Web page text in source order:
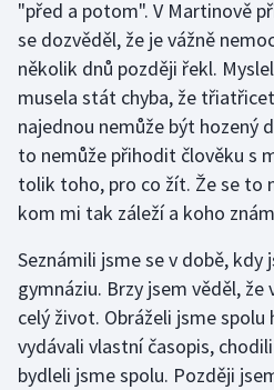
Golf
Gymnastika
Házená
Jezdectví
Judo
Krasobruslení
Lezení
"před a potom". V Martinově
se dozvěděl, že je vážně
několik dnů později řekl.
musela stát chyba, že
najednou nemůže být hozený
to nemůže přihodit člověku s
tolik toho, pro co žít. Že se to
kom mi tak záleží a koho
Seznámili jsme se v době, kdy
gymnáziu. Brzy jsem věděl,
celý život. Obráželi jsme
vydávali vlastní časopis,
bydleli jsme spolu. Později